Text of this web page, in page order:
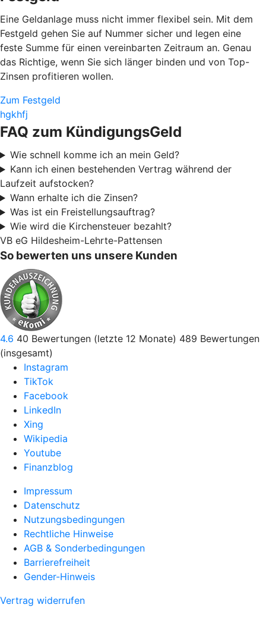
Eine Geldanlage muss nicht immer flexibel sein. Mit dem
Festgeld gehen Sie auf Nummer sicher und legen eine
feste Summe für einen vereinbarten Zeitraum an. Genau
das Richtige, wenn Sie sich länger binden und von Top-
Zinsen profitieren wollen.
Zum Festgeld
hgkhfj
FAQ zum KündigungsGeld
Wie schnell komme ich an mein Geld?
Kann ich einen bestehenden Vertrag während der
Laufzeit aufstocken?
Wann erhalte ich die Zinsen?
Was ist ein Freistellungsauftrag?
Wie wird die Kirchensteuer bezahlt?
VB eG Hildesheim-Lehrte-Pattensen
So bewerten uns unsere Kunden
4.6 40 Bewertungen (letzte 12 Monate) 489 Bewertungen
(insgesamt)
Instagram
TikTok
Facebook
LinkedIn
Xing
Wikipedia
Youtube
Finanzblog
Impressum
Datenschutz
Nutzungsbedingungen
Rechtliche Hinweise
AGB & Sonderbedingungen
Barrierefreiheit
Gender-Hinweis
Vertrag widerrufen